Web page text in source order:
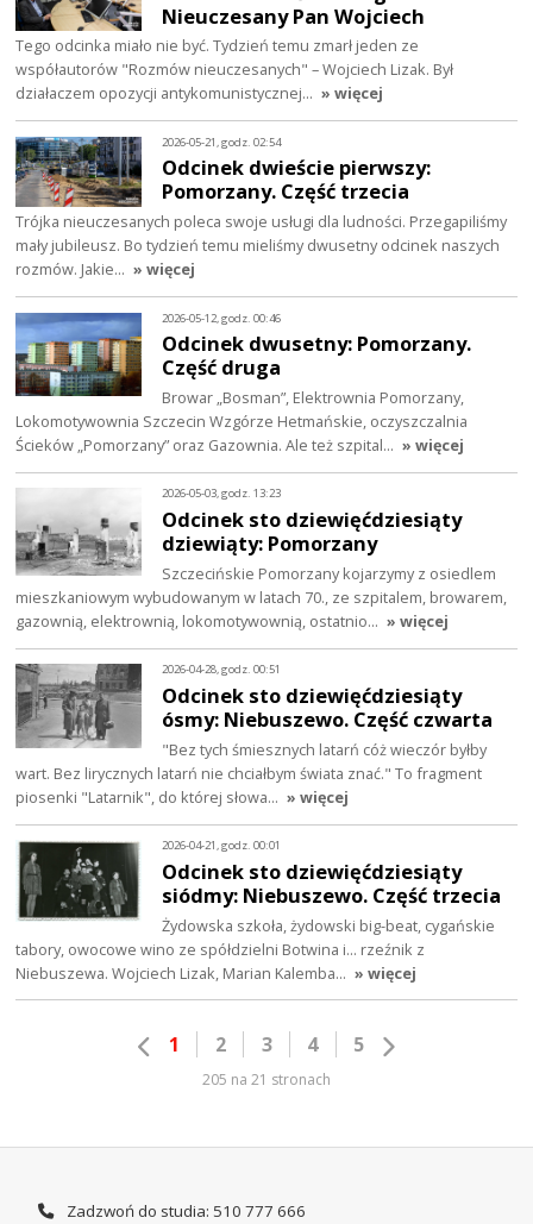
Nieuczesany Pan Wojciech
Tego odcinka miało nie być. Tydzień temu zmarł jeden ze
współautorów "Rozmów nieuczesanych" – Wojciech Lizak. Był
działaczem opozycji antykomunistycznej… » więcej
2026-05-21, godz. 02:54
Odcinek dwieście pierwszy:
Pomorzany. Część trzecia
Trójka nieuczesanych poleca swoje usługi dla ludności. Przegapiliśmy
mały jubileusz. Bo tydzień temu mieliśmy dwusetny odcinek naszych
rozmów. Jakie… » więcej
2026-05-12, godz. 00:46
Odcinek dwusetny: Pomorzany.
Część druga
Browar „Bosman”, Elektrownia Pomorzany,
Lokomotywownia Szczecin Wzgórze Hetmańskie, oczyszczalnia
Ścieków „Pomorzany” oraz Gazownia. Ale też szpital… » więcej
2026-05-03, godz. 13:23
Odcinek sto dziewięćdziesiąty
dziewiąty: Pomorzany
Szczecińskie Pomorzany kojarzymy z osiedlem
mieszkaniowym wybudowanym w latach 70., ze szpitalem, browarem,
gazownią, elektrownią, lokomotywownią, ostatnio… » więcej
2026-04-28, godz. 00:51
Odcinek sto dziewięćdziesiąty
ósmy: Niebuszewo. Część czwarta
"Bez tych śmiesznych latarń cóż wieczór byłby
wart. Bez lirycznych latarń nie chciałbym świata znać." To fragment
piosenki "Latarnik", do której słowa… » więcej
2026-04-21, godz. 00:01
Odcinek sto dziewięćdziesiąty
siódmy: Niebuszewo. Część trzecia
Żydowska szkoła, żydowski big-beat, cygańskie
tabory, owocowe wino ze spółdzielni Botwina i… rzeźnik z
Niebuszewa. Wojciech Lizak, Marian Kalemba… » więcej
1 2 3 4 5
205 na 21 stronach
Zadzwoń do studia: 510 777 666